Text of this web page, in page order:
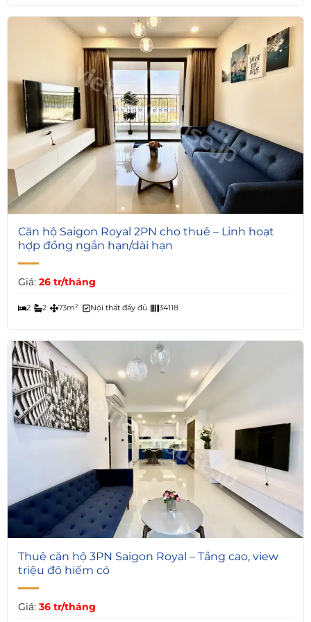
8
Căn hộ Saigon Royal 2PN cho thuê – Linh hoạt
hợp đồng ngắn hạn/dài hạn
Giá: 26 tr/tháng
2 2 73m² Nội thất đầy đủ 34118
9
Thuê căn hộ 3PN Saigon Royal – Tầng cao, view
triệu đô hiếm có
Giá: 36 tr/tháng